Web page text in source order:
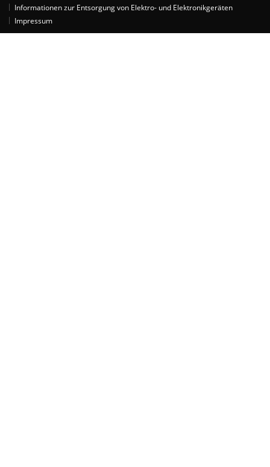
Informationen zur Entsorgung von Elektro- und Elektronikgeräten
Impressum